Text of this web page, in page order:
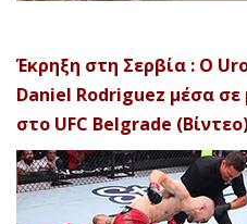
Έκρηξη στη Σερβία : Ο
Daniel Rodriguez μέσα
στο UFC Belgrade